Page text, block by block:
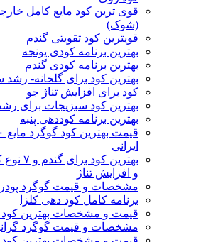
قوی ترین کود مایع کامل
(شوک)
قویترین کود تقویتی گندم
بهترین برنامه کودی یونجه
بهترین برنامه کودی گندم
بهترین کود برای گلخانه-
کود برای افزایش تناژ جو
بهترین کود سبزیجات برای
بهترین برنامه کوددهی پنبه
ایرانی
بهترین
و افزایش تناژ
مشخصات و قیمت گوگرد
برنامه کامل کود دهی کلزا
قیمت و مشخصات بهترین کود
مشخصات و قیمت گوگرد